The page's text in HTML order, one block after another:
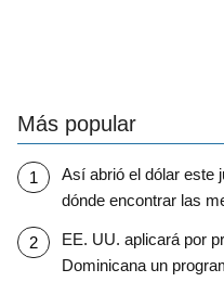
Más popular
Así abrió el dólar este
dónde encontrar las
EE. UU. aplicará por
Dominicana un